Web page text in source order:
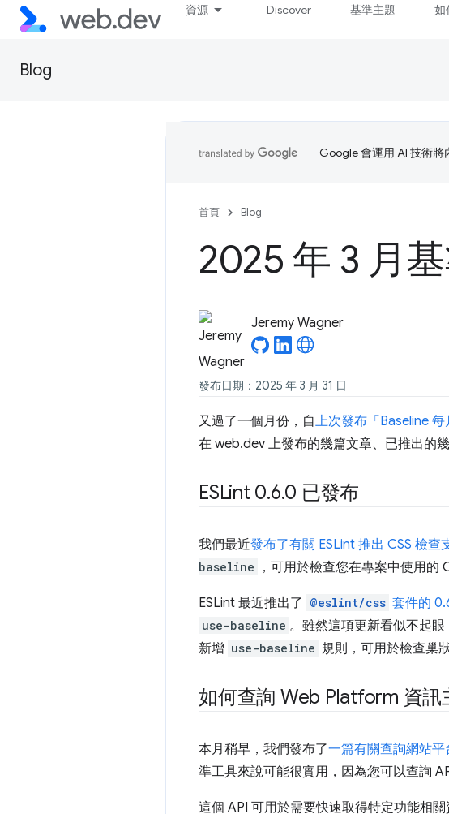
資源 Discover 基準主題 如
Blog
Google 會運用 AI 技術將
首頁 Blog
2025 年 3 月
Jeremy Wagner
發布日期：2025 年 3 月 31 日
又過了一個月份，自上次發布「Baseline 每
在 web.dev 上發布的幾篇文章、已推出的
ESLint 0.6.0 已發布
我們最近發布了有關 ESLint 推出 CSS 檢查
baseline
，可用於檢查您在專案中使用的
ESLint 最近推出了 @eslint/css 套件的
use-baseline 。雖然這項更新看似不起
新增 use-baseline 規則，可用於檢查巢
如何查詢 Web Platform 資訊
本月稍早，我們發布了一篇有關查詢網站
準工具來說可能很實用，因為您可以查詢
這個 API 可用於需要快速取得特定功能相